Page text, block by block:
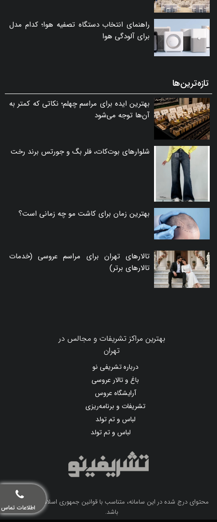
اطلاعات تماس
راهنمای انتخاب دستگاه تصفیه هوا؛ کدام مدل
برای آلودگی هوا
تازه‌ترین‌ها
بهترین ایده برای مراسم چهلم؛ نکاتی که کمتر به
آن‌ها توجه می‌شود
شلوارهای بوت‌کات، فلر بگ و جورتس برند رخت
بهترین زمان برای کاشت مو چه زمانی است؟
تالارهای تهران برای مراسم عروسی (خدمات
تالارهای برتر)
بهترین مراکز تشریفات و مجالس در
تهران
درباره تشریفی نو
باغ و تالار عروسی
آرایشگاه عروس
تشریفات و برنامه‌ریزی
لباس و تم تولد
لباس و تم تولد
محتوای درج شده در این سامانه، متناسب با قوانین جمهوری اسلامی ایران می
باشد.